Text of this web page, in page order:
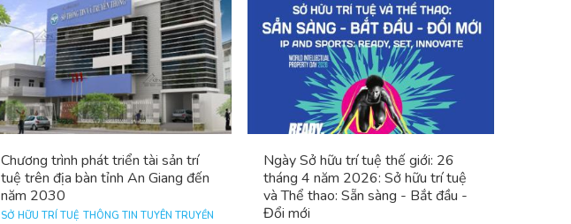
Chương trình phát triển tài sản trí
tuệ trên địa bàn tỉnh An Giang đến
năm 2030
SỞ HỮU TRÍ TUỆ THÔNG TIN TUYÊN TRUYỀN
Ngày Sở hữu trí tuệ thế giới: 26
tháng 4 năm 2026: Sở hữu trí tuệ
và Thể thao: Sẵn sàng - Bắt đầu -
Đổi mới